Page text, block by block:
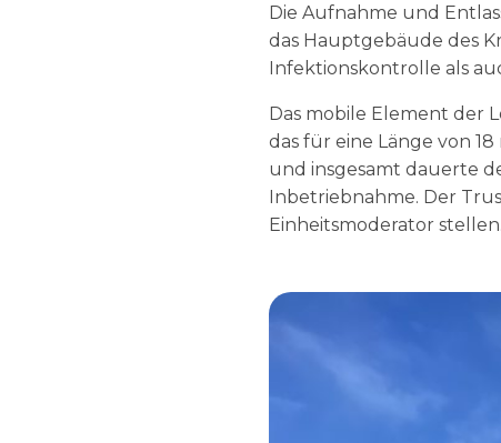
Die Aufnahme und
das Hauptgebäude des
Infektionskontrolle als
Das mobile Element der
das für eine Länge von
und insgesamt dauerte
Inbetriebnahme. Der
Einheitsmoderator stellen.